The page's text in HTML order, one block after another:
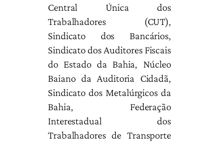
Central Única dos
Trabalhadores (CUT),
Sindicato dos Bancários,
Sindicato dos Auditores Fiscais
do Estado da Bahia, Núcleo
Baiano da Auditoria Cidadã,
Sindicato dos Metalúrgicos da
Bahia, Federação
Interestadual dos
Trabalhadores de Transporte